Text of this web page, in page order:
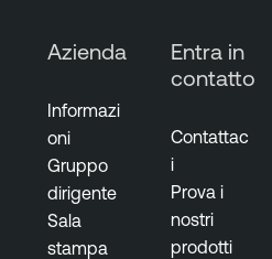
Azienda
Informazi
oni
Gruppo
dirigente
Sala
stampa
Entra in
contatto
Contattac
i
Prova i
nostri
prodotti